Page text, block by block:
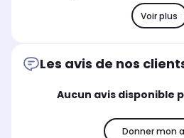
Voir plus
Les avis de nos
Aucun avis disponible
Donner mon